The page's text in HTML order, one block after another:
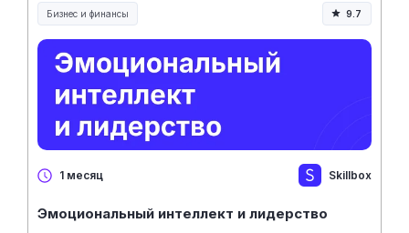
Бизнес и финансы 9.7
1 месяц Skillbox
Эмоциональный интеллект и лидерство